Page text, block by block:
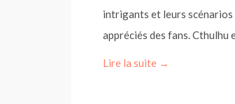
intrigants et leurs scénarios
appréciés des fans. Cthulhu
Lire la suite →